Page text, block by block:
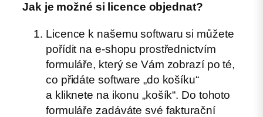
Jak je možné si licence objednat?
Licence k našemu softwaru si můžete
pořídit na e-shopu prostřednictvím
formuláře, který se Vám zobrazí po té,
co přidáte software „do košíku“
a kliknete na ikonu „košík“. Do tohoto
formuláře zadáváte své fakturační